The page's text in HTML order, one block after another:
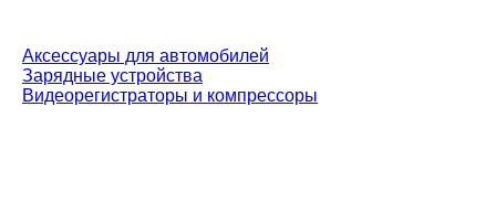
Аксессуары для автомобилей
Зарядные устройства
Видеорегистраторы и компрессоры